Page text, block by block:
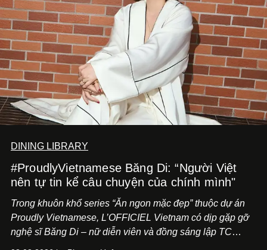
DINING LIBRARY
#ProudlyVietnamese Băng Di: “Người Việt
nên tự tin kể câu chuyện của chính mình"
Trong khuôn khổ series “Ăn ngon mặc đẹp” thuộc dự án
Proudly Vietnamese, L’OFFICIEL Vietnam có dịp gặp gỡ
nghệ sĩ Băng Di – nữ diễn viên và đồng sáng lập TC